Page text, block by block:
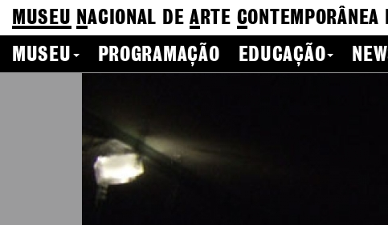
MUSEU NACIONAL DEA RTE CONTEMPORÂNEA
MUSEU
PROGRAMAÇÃO EDUCAÇÃO